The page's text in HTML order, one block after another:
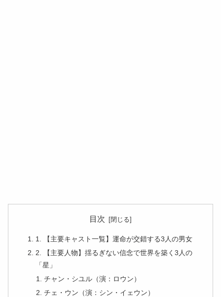
目次
1. 【主要キャスト一覧】運命が交錯する3人の男女
2. 【主要人物】揺るぎない信念で世界を築く3人の
「星」
チャン・シユル（演：ロウン）
チェ・ウン（演：シン・イェウン）